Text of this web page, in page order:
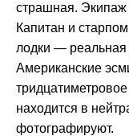
страшная. Экипаж
Капитан и
лодки — реальная
Американские
находится в
фотографируют.